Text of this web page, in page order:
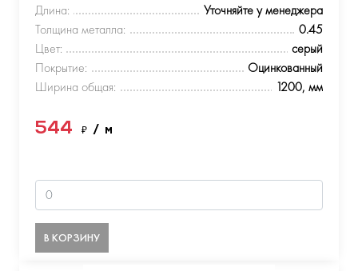
Длина:
Уточняйте у менеджера
Толщина металла:
0.45
Цвет:
серый
Покрытие:
Оцинкованный
Ширина общая:
1200, мм
544 ₽ / м
В КОРЗИНУ